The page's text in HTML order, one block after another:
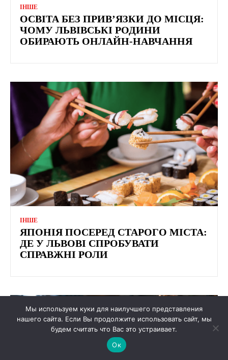
ІНШЕ
ОСВІТА БЕЗ ПРИВ’ЯЗКИ ДО МІСЦЯ:
ЧОМУ ЛЬВІВСЬКІ РОДИНИ
ОБИРАЮТЬ ОНЛАЙН-НАВЧАННЯ
ІНШЕ
ЯПОНІЯ ПОСЕРЕД СТАРОГО МІСТА:
ДЕ У ЛЬВОВІ СПРОБУВАТИ
СПРАВЖНІ РОЛИ
Мы используем куки для наилучшего представления
нашего сайта. Если Вы продолжите использовать сайт, мы
будем считать что Вас это устраивает.
Ок